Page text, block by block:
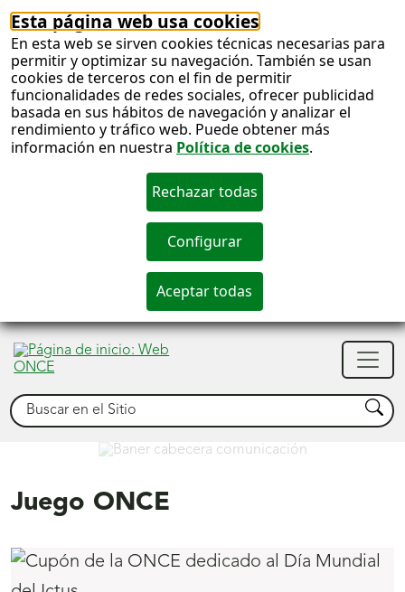
Esta página web usa cookies
En esta web se sirven cookies técnicas necesarias para
permitir y optimizar su navegación. También se usan
cookies de terceros con el fin de permitir
funcionalidades de redes sociales, ofrecer publicidad
basada en sus hábitos de navegación y analizar el
rendimiento y tráfico web. Puede obtener más
información en nuestra Política de cookies.
Buscar Buscar
Comunicación
Juego ONCE